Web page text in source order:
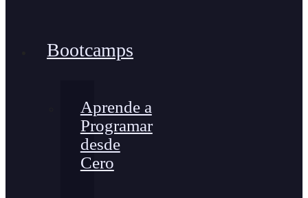
Bootcamps
Aprende a
Programar
desde
Cero